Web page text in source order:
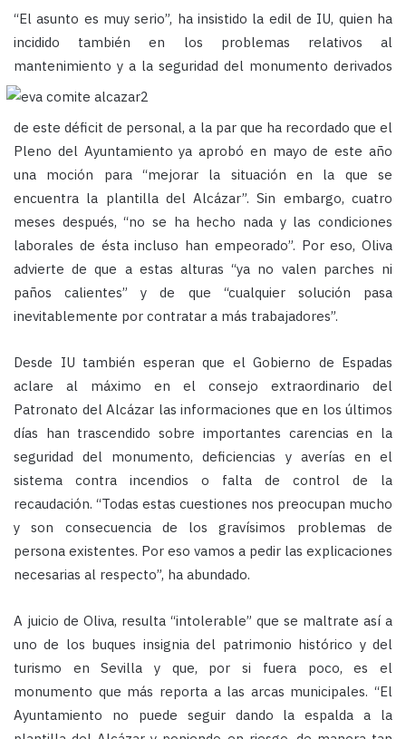
“El asunto es muy serio”, ha insistido la edil de IU, quien ha
incidido también en los problemas relativos al
mantenimiento y a la seguridad del monumento derivados
de este déficit de personal, a la par que ha recordado que el
Pleno del Ayuntamiento ya aprobó en mayo de este año
una moción para “mejorar la situación en la que se
encuentra la plantilla del Alcázar”. Sin embargo, cuatro
meses después, “no se ha hecho nada y las condiciones
laborales de ésta incluso han empeorado”. Por eso, Oliva
advierte de que a estas alturas “ya no valen parches ni
paños calientes” y de que “cualquier solución pasa
inevitablemente por contratar a más trabajadores”.
Desde IU también esperan que el Gobierno de Espadas
aclare al máximo en el consejo extraordinario del
Patronato del Alcázar las informaciones que en los últimos
días han trascendido sobre importantes carencias en la
seguridad del monumento, deficiencias y averías en el
sistema contra incendios o falta de control de la
recaudación. “Todas estas cuestiones nos preocupan mucho
y son consecuencia de los gravísimos problemas de
persona existentes. Por eso vamos a pedir las explicaciones
necesarias al respecto”, ha abundado.
A juicio de Oliva, resulta “intolerable” que se maltrate así a
uno de los buques insignia del patrimonio histórico y del
turismo en Sevilla y que, por si fuera poco, es el
monumento que más reporta a las arcas municipales. “El
Ayuntamiento no puede seguir dando la espalda a la